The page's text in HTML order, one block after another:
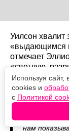
Уилсон хвалит
«выдающимся
отмечает
«светлую,
претензия
завораживают
выходит
нам
Используя
cookies и
с Политикой